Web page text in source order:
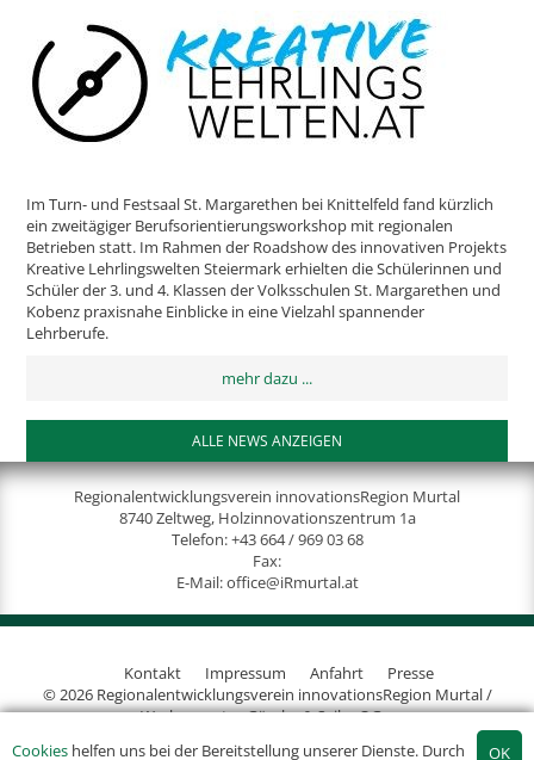
Cookies helfen uns bei der Bereitstellung unserer Dienste. Durch
Im Turn- und Festsaal St. Margarethen bei Knittelfeld fand kürzlich
ein zweitägiger Berufsorientierungsworkshop mit regionalen
Betrieben statt. Im Rahmen der Roadshow des innovativen Projekts
Kreative Lehrlingswelten Steiermark erhielten die Schülerinnen und
Schüler der 3. und 4. Klassen der Volksschulen St. Margarethen und
Kobenz praxisnahe Einblicke in eine Vielzahl spannender
Lehrberufe.
mehr dazu ...
ALLE NEWS ANZEIGEN
Regionalentwicklungsverein innovationsRegion Murtal
8740 Zeltweg, Holzinnovationszentrum 1a
Telefon:+43 664 / 969 03 68
Fax:
E-Mail:office@iRmurtal.at
Kontakt Impressum Anfahrt
Presse
© 2026 Regionalentwicklungsverein innovationsRegion Murtal /
Werbeagentur Gössler & Sailer OG